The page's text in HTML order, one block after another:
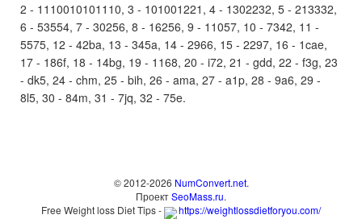
2 - 1110010101110, 3 - 101001221, 4 - 1302232, 5 - 213332,
6 - 53554, 7 - 30256, 8 - 16256, 9 - 11057, 10 - 7342, 11 -
5575, 12 - 42ba, 13 - 345a, 14 - 2966, 15 - 2297, 16 - 1cae,
17 - 186f, 18 - 14bg, 19 - 1168, 20 - i72, 21 - gdd, 22 - f3g, 23
- dk5, 24 - chm, 25 - bih, 26 - ama, 27 - a1p, 28 - 9a6, 29 -
8l5, 30 - 84m, 31 - 7jq, 32 - 75e.
© 2012-2026 NumConvert.net.
ПроектSeoMass.ru.
Free Weight loss Diet Tips -
https://weightlossdietforyou.com/